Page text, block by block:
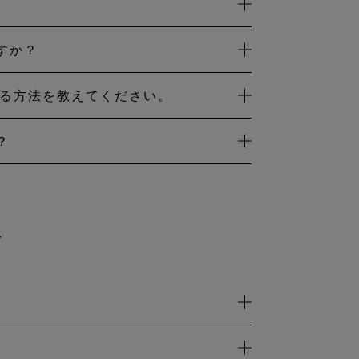
し形のロゴのブランド、
ルが付いています。
す。アウターウェアの縫
ックを行い、ミシン糸、断
択にも注意を払っていま
されており、その1つが
型のハングタグがついてい
TEX メンブレンが使用さ
ドに提供しています。
者に販売します。
社のブランドとしてアウタ
か？
ェブサイトをご確認くだ
ます。
方法を教えてください。
質規格に基づいてテスト
できません。 例えば、偽造
ダクト by GORE‑TEX LABSに名称が変
防水性を保証しています。